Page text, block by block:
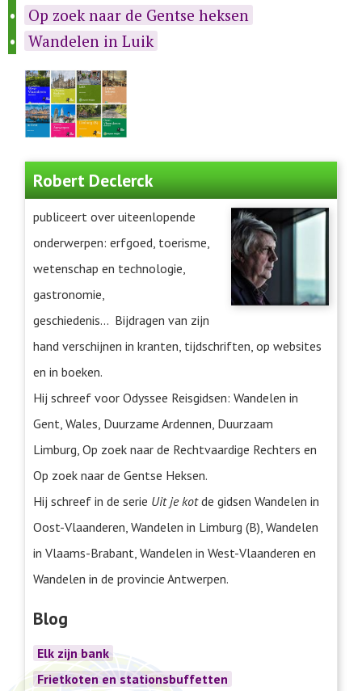
Robert Declerck
​​publiceert over uiteenlopende
onderwerpen: erfgoed, toerisme,
wetenschap en technologie,
gastronomie,
geschiedenis... Bijdragen van zijn
hand verschijnen in kranten, tijdschriften, op websites
en in boeken.
Hij schreef voor Odyssee Reisgidsen: Wandelen in
Gent, Wales, Duurzame Ardennen, Duurzaam
Limburg, Op zoek naar de Rechtvaardige Rechters en
Op zoek naar de Gentse Heksen.
Hij schreef in de serie Uit je kotde gidsen Wandelen in
Oost-Vlaanderen, Wandelen in Limburg (B), Wandelen
in Vlaams-Brabant, Wandelen in West-Vlaanderen en
Wandelen in de provincie Antwerpen.
Blog
Elk zijn bank
Frietkoten en stationsbuffetten
Op zoek naar de Gentse heksen
Wandelen in Luik